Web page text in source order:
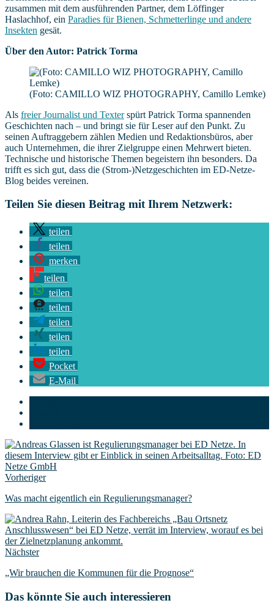
zusammen mit dem ausführenden Partner, dem Löffinger
Haslachhof, ein Paradies für Bienen, Schmetterlinge und andere
Insekten gesät.
Über den Autor: Patrick Torma
(Foto: CAMILLO WIZ PHOTOGRAPHY, Camillo Lemke)
Als freier Journalist und Texterspürt Patrick Torma spannenden
Geschichten nach – und bringt sie für Leser auf den Punkt. Zu
seinen Auftraggebern zählen Medien und Redaktionsbüros, aber
auch Unternehmen, die ihrer Zielgruppe einen Mehrwert bieten.
Technische und historische Themen begeistern ihn besonders. Da
trifft es sich gut, dass die (Strom-)Netzgeschichten im ED-Netze-
Blog beides vereinen.
Teilen Sie diesen Beitrag mit Ihrem Netzwerk:
teilen
teilen
merken
teilen
teilen
teilen
teilen
teilen
teilen
Pocket
E-Mail
Vorheriger
Was macht eigentlich ein Regulierungsmanager?
Nächster
„Wir brauchen die Kommunen für die Prognose“
Das könnte Sie auch interessieren